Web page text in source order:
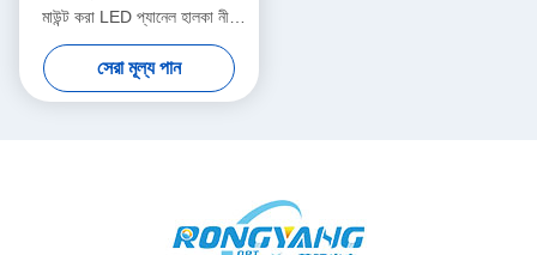
মাউন্ট করা LED প্যানেল হালকা নীল
আকাশের বাতি
সেরা মূল্য পান